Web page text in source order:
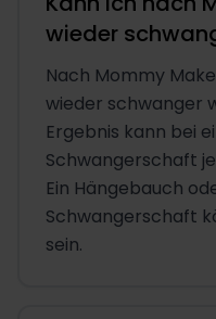
wieder
Nach Mommy
wieder schwanger
Ergebnis kann bei
Schwangerschaft
Ein Hängebauch
Schwangerschaft
sein.